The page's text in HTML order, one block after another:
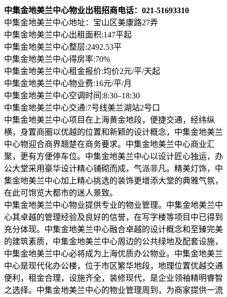
中集金地美兰中心物业出租招商电话：021-51693310
中集金地美兰中心地址：宝山区美康路27弄
中集金地美兰中心出租面积:147平起
中集金地美兰中心整层:2492.53平
中集金地美兰中心得房率:70%
中集金地美兰中心租金报价:均价2元/平/天起
中集金地美兰中心物业费:16元/平/月
中集金地美兰中心空调时间:8:30–18:30
中集金地美兰中心交通:7号线美兰湖站2号口
中集金地美兰中心项目在上海黄金地段，便捷交通，经纬纵
横，身置商圈以优越的位置和新颖的设计概念，中集金地美兰
中心物迎合商界翘楚在商务要求。中集金地美兰中心商业汇
聚，更有方便停车位。中集金地美兰中心以设计匠心独运，办
公大堂采用豪华设计精心铺砌而成，气派非凡。精美灯饰，中
集金地美兰中心加上精心挑选的装饰更增添大堂的典雅气氛，
在此可饱览大都市的迷人景致。
中集金地美兰中心物业提供专业的物业管理。中集金地美兰中
心其卓越的管理经验及良好的信誉，在写字楼等项目中已得到
充分体现。中集金地美兰中心融合卓越的设计概念和至臻完美
的建筑素质，中集金地美兰中心周边的公共绿地及配套设施，
中集金地美兰中心必将成为上海优质办公物业。中集金地美兰
中心是现代化办公楼，位于市区繁华地段，地理位置优越交通
便利，租金合理，设施齐全，装修现代，是企业领袖精明睿智
之选择。中集金地美兰中心的物业管理周到，为商家提供一流